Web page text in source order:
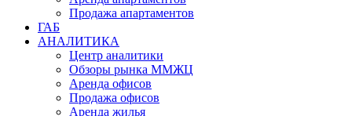
Продажа апартаментов
ГАБ
АНАЛИТИКА
Центр аналитики
Обзоры рынка ММЖЦ
Аренда офисов
Продажа офисов
Аренда жилья